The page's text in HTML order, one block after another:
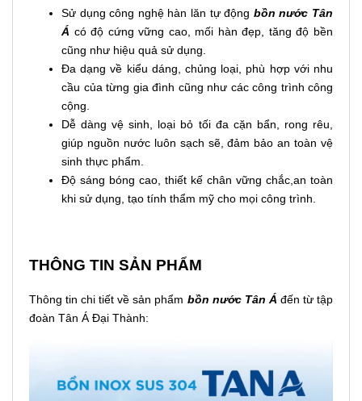
Sử dụng công nghệ hàn lăn tự động bồn nước Tân
Á có độ cứng vững cao, mối hàn đẹp, tăng độ bền
cũng như hiệu quả sử dụng.
Đa dạng về kiểu dáng, chủng loại, phù hợp với nhu
cầu của từng gia đình cũng như các công trình công
cộng.
Dễ dàng vệ sinh, loại bỏ tối đa cặn bẩn, rong rêu,
giúp nguồn nước luôn sạch sẽ, đảm bảo an toàn vệ
sinh thực phẩm.
Độ sáng bóng cao, thiết kế chân vững chắc,an toàn
khi sử dụng, tạo tính thẩm mỹ cho mọi công trình.
THÔNG TIN SẢN PHẨM
Thông tin chi tiết về sản phẩm bồn nước Tân Á đến từ tập
đoàn Tân Á Đại Thành: